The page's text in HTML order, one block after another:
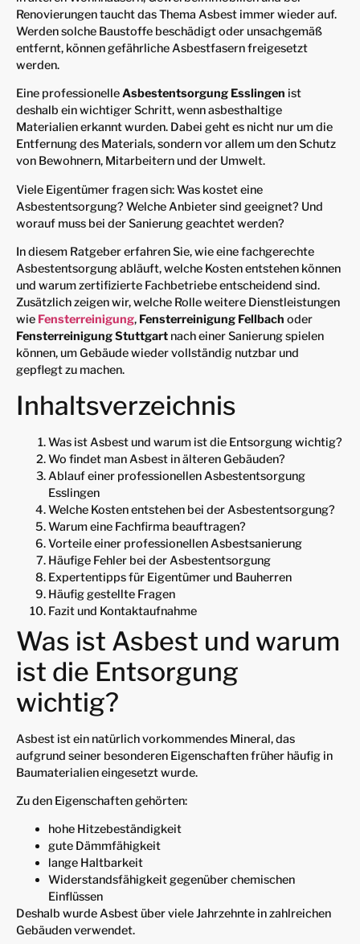
Renovierungen taucht das Thema Asbest immer wieder auf.
Werden solche Baustoffe beschädigt oder unsachgemäß
entfernt, können gefährliche Asbestfasern freigesetzt
werden.
Eine professionelleAsbestentsorgung Esslingen ist
deshalb ein wichtiger Schritt, wenn asbesthaltige
Materialien erkannt wurden. Dabei geht es nicht nur um die
Entfernung des Materials, sondern vor allem um den Schutz
von Bewohnern, Mitarbeitern und der Umwelt.
Viele Eigentümer fragen sich: Was kostet eine
Asbestentsorgung? Welche Anbieter sind geeignet? Und
worauf muss bei der Sanierung geachtet werden?
In diesem Ratgeber erfahren Sie, wie eine fachgerechte
Asbestentsorgung abläuft, welche Kosten entstehen können
und warum zertifizierte Fachbetriebe entscheidend sind.
Zusätzlich zeigen wir, welche Rolle weitere Dienstleistungen
wie Fensterreinigung, Fensterreinigung Fellbach oder
Fensterreinigung Stuttgart nach einer Sanierung spielen
können, um Gebäude wieder vollständig nutzbar und
gepflegt zu machen.
Inhaltsverzeichnis
Was ist Asbest und warum ist die Entsorgung wichtig?
Wo findet man Asbest in älteren Gebäuden?
Ablauf einer professionellen Asbestentsorgung
Esslingen
Welche Kosten entstehen bei der Asbestentsorgung?
Warum eine Fachfirma beauftragen?
Vorteile einer professionellen Asbestsanierung
Häufige Fehler bei der Asbestentsorgung
Expertentipps für Eigentümer und Bauherren
Häufig gestellte Fragen
Fazit und Kontaktaufnahme
Was ist Asbest und warum
ist die Entsorgung
wichtig?
Asbest ist ein natürlich vorkommendes Mineral, das
aufgrund seiner besonderen Eigenschaften früher häufig in
Baumaterialien eingesetzt wurde.
Zu den Eigenschaften gehörten:
hohe Hitzebeständigkeit
gute Dämmfähigkeit
lange Haltbarkeit
Widerstandsfähigkeit gegenüber chemischen
Einflüssen
Deshalb wurde Asbest über viele Jahrzehnte in zahlreichen
Gebäuden verwendet.